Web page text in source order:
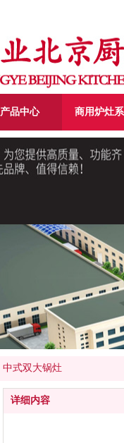
产品中心 商用炉灶
中式双大锅灶
详细内容